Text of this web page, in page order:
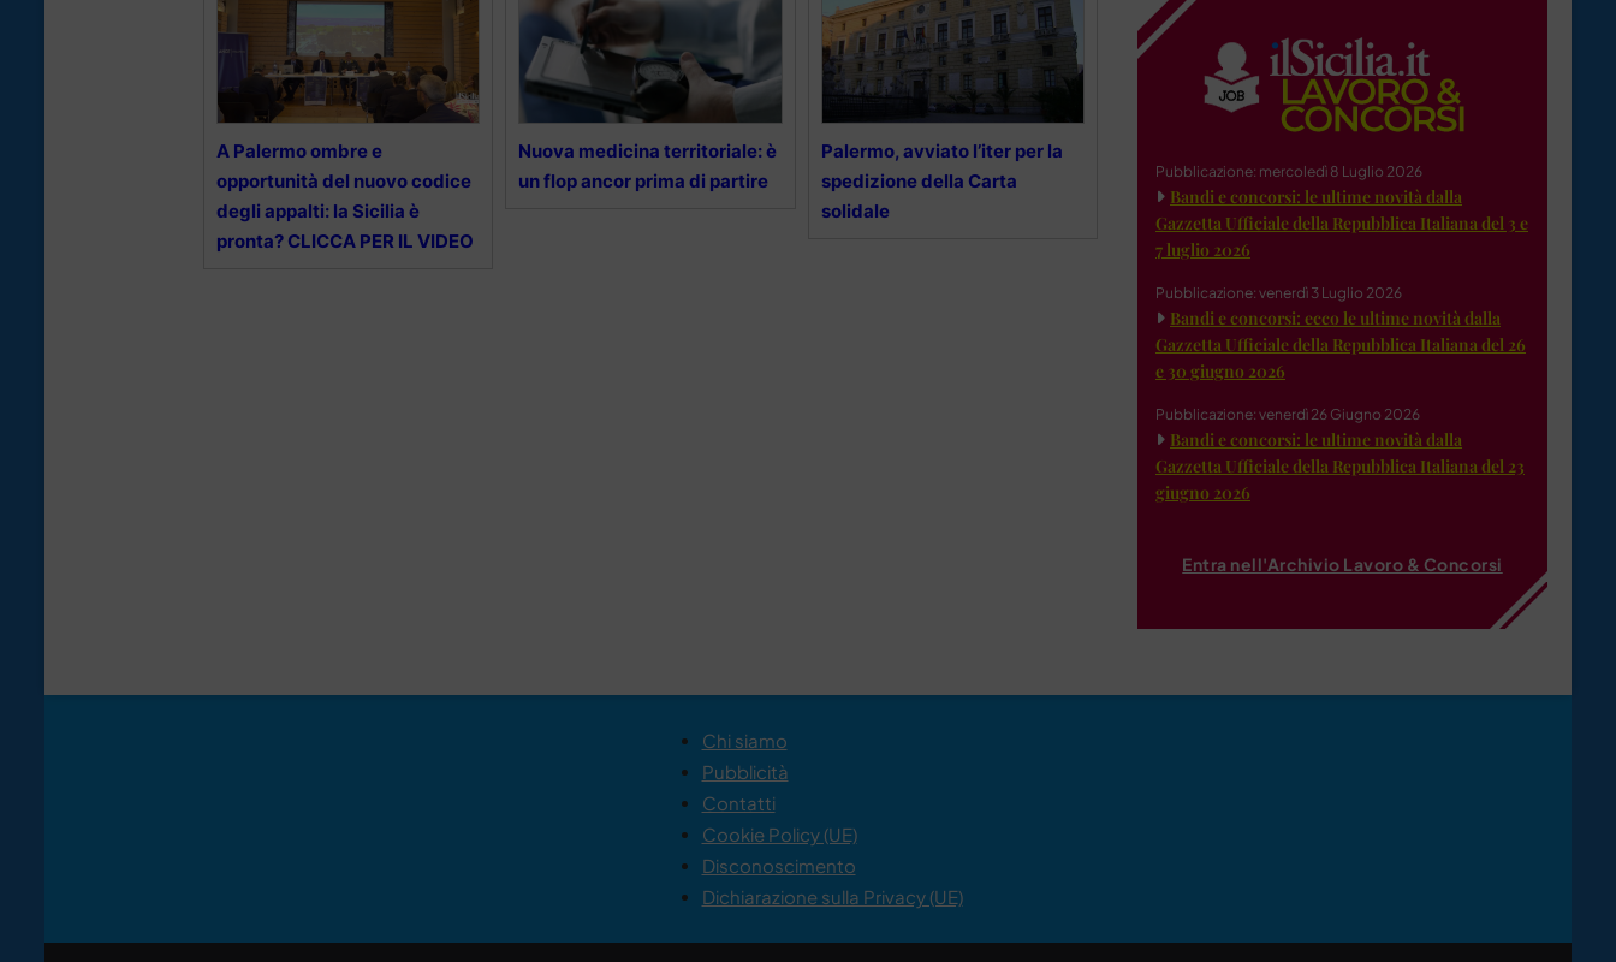
A Palermo ombre e
opportunità del nuovo codice
degli appalti: la Sicilia è
pronta? CLICCA PER IL VIDEO
Nuova medicina territoriale: è
un flop ancor prima di partire
Palermo, avviato l’iter per la
spedizione della Carta
solidale
Pubblicazione: mercoledì 8 Luglio 2026
Bandi e concorsi: le ultime novità dalla
Gazzetta Ufficiale della Repubblica Italiana del 3 e
7 luglio 2026
Pubblicazione: venerdì 3 Luglio 2026
Bandi e concorsi: ecco le ultime novità dalla
Gazzetta Ufficiale della Repubblica Italiana del 26
e 30 giugno 2026
Pubblicazione: venerdì 26 Giugno 2026
Bandi e concorsi: le ultime novità dalla
Gazzetta Ufficiale della Repubblica Italiana del 23
giugno 2026
Entra nell'Archivio Lavoro & Concorsi
Chi siamo
Pubblicità
Contatti
Cookie Policy (UE)
Disconoscimento
Dichiarazione sulla Privacy (UE)